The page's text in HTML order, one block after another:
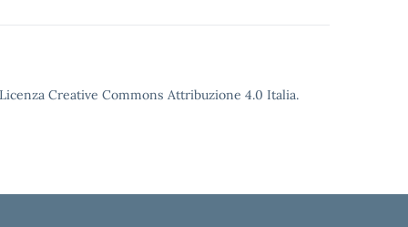
Creative Commons Attribuzione 4.0 Italia.